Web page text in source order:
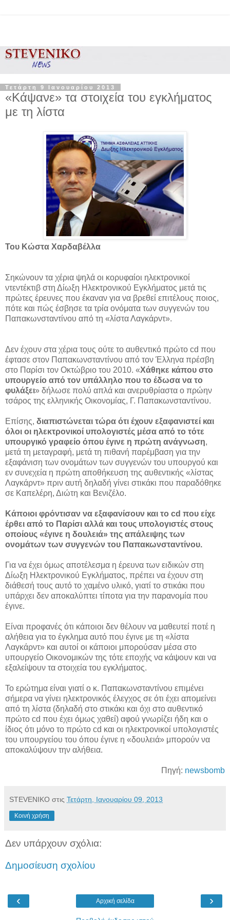
Τετάρτη 9 Ιανουαρίου 2013
«Κάψανε» τα στοιχεία του εγκλήματος
με τη λίστα
Του Κώστα Χαρδαβέλλα
Σηκώνουν τα χέρια ψηλά οι κορυφαίοι ηλεκτρονικοί
ντεντέκτιβ στη Δίωξη Ηλεκτρονικού Εγκλήματος μετά τις
πρώτες έρευνες που έκαναν για να βρεθεί επιτέλους ποιος,
πότε και πώς έσβησε τα τρία ονόματα των συγγενών του
Παπακωνσταντίνου από τη «λίστα Λαγκάρντ».
Δεν έχουν στα χέρια τους ούτε το αυθεντικό πρώτο cd που
έφτασε στον Παπακωνσταντίνου από τον Έλληνα πρέσβη
στο Παρίσι τον Οκτώβριο του 2010. «Χάθηκε κάπου στο
υπουργείο από τον υπάλληλο που το έδωσα να το
φυλάξει» δήλωσε πολύ απλά και ανερυθρίαστα ο πρώην
τσάρος της ελληνικής Οικονομίας, Γ. Παπακωνσταντίνου.
Επίσης, διαπιστώνεται τώρα ότι έχουν εξαφανιστεί και
όλοι οι ηλεκτρονικοί υπολογιστές μέσα από το τότε
υπουργικό γραφείο όπου έγινε η πρώτη ανάγνωση,
μετά τη μεταγραφή, μετά τη πιθανή παρέμβαση για την
εξαφάνιση των ονομάτων των συγγενών του υπουργού και
εν συνεχεία η πρώτη αποθήκευση της αυθεντικής «λίστας
Λαγκάρντ» πριν αυτή δηλαδή γίνει στικάκι που παραδόθηκε
σε Καπελέρη, Διώτη και Βενιζέλο.
Κάποιοι φρόντισαν να εξαφανίσουν και το cd που είχε
έρθει από το Παρίσι αλλά και τους υπολογιστές στους
οποίους «έγινε η δουλειά» της απάλειψης των
ονομάτων των συγγενών του Παπακωνσταντίνου.
Για να έχει όμως αποτέλεσμα η έρευνα των ειδικών στη
Δίωξη Ηλεκτρονικού Εγκλήματος, πρέπει να έχουν στη
διάθεσή τους αυτό το χαμένο υλικό, γιατί το στικάκι που
υπάρχει δεν αποκαλύπτει τίποτα για την παρανομία που
έγινε.
Είναι προφανές ότι κάποιοι δεν θέλουν να μαθευτεί ποτέ η
αλήθεια για το έγκλημα αυτό που έγινε με τη «λίστα
Λαγκάρντ» και αυτοί οι κάποιοι μπορούσαν μέσα στο
υπουργείο Οικονομικών της τότε εποχής να κάψουν και να
εξαλείψουν τα στοιχεία του εγκλήματος.
Το ερώτημα είναι γιατί ο κ. Παπακωνσταντίνου επιμένει
σήμερα να γίνει ηλεκτρονικός έλεγχος σε ότι έχει απομείνει
από τη λίστα (δηλαδή στο στικάκι και όχι στο αυθεντικό
πρώτο cd που έχει όμως χαθεί) αφού γνωρίζει ήδη και ο
ίδιος ότι μόνο το πρώτο cd και οι ηλεκτρονικοί υπολογιστές
του υπουργείου του όπου έγινε η «δουλειά» μπορούν να
αποκαλύψουν την αλήθεια.
Πηγή: newsbomb
STEVENIKO στις Τετάρτη, Ιανουαρίου 09, 2013
Κοινή χρήση
Δεν υπάρχουν σχόλια:
Δημοσίευση σχολίου
‹ ›
Αρχική σελίδα